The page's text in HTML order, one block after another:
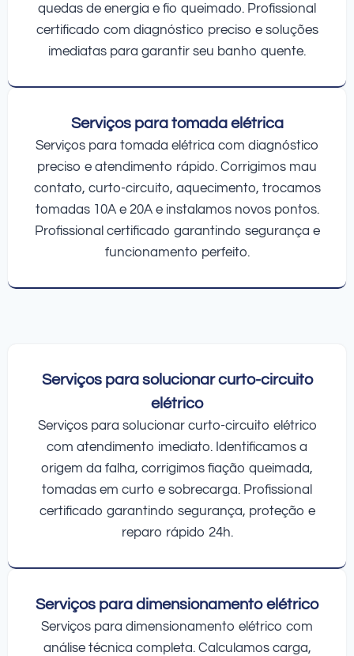
quedas de energia e fio queimado. Profissional
certificado com diagnóstico preciso e soluções
imediatas para garantir seu banho quente.
Serviços para tomada elétrica
Serviços para tomada elétrica com diagnóstico
preciso e atendimento rápido. Corrigimos mau
contato, curto-circuito, aquecimento, trocamos
tomadas 10A e 20A e instalamos novos pontos.
Profissional certificado garantindo segurança e
funcionamento perfeito.
Serviços para solucionar curto-circuito
elétrico
Serviços para solucionar curto-circuito elétrico
com atendimento imediato. Identificamos a
origem da falha, corrigimos fiação queimada,
tomadas em curto e sobrecarga. Profissional
certificado garantindo segurança, proteção e
reparo rápido 24h.
Serviços para dimensionamento elétrico
Serviços para dimensionamento elétrico com
análise técnica completa. Calculamos carga,